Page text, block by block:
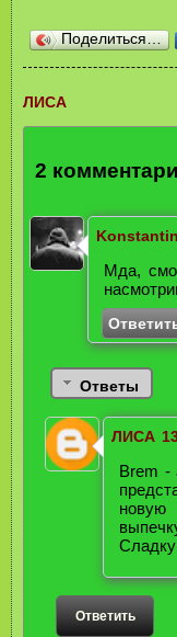
Поделиться…
ЛИСА
2
Мда,
Ответы
ЛИСА
Brem -
Ответить